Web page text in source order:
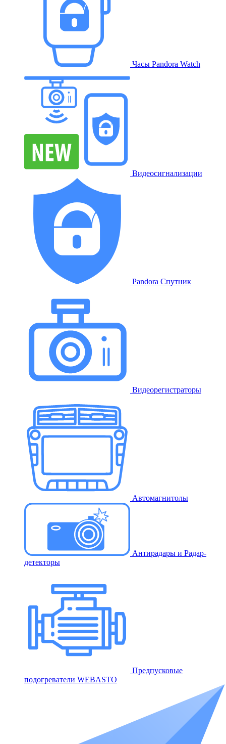
Часы Pandora Watch
Видеосигнализации
Pandora Спутник
Видеорегистраторы
Автомагнитолы
Антирадары и Радар-
детекторы
Предпусковые
подогреватели WEBASTO